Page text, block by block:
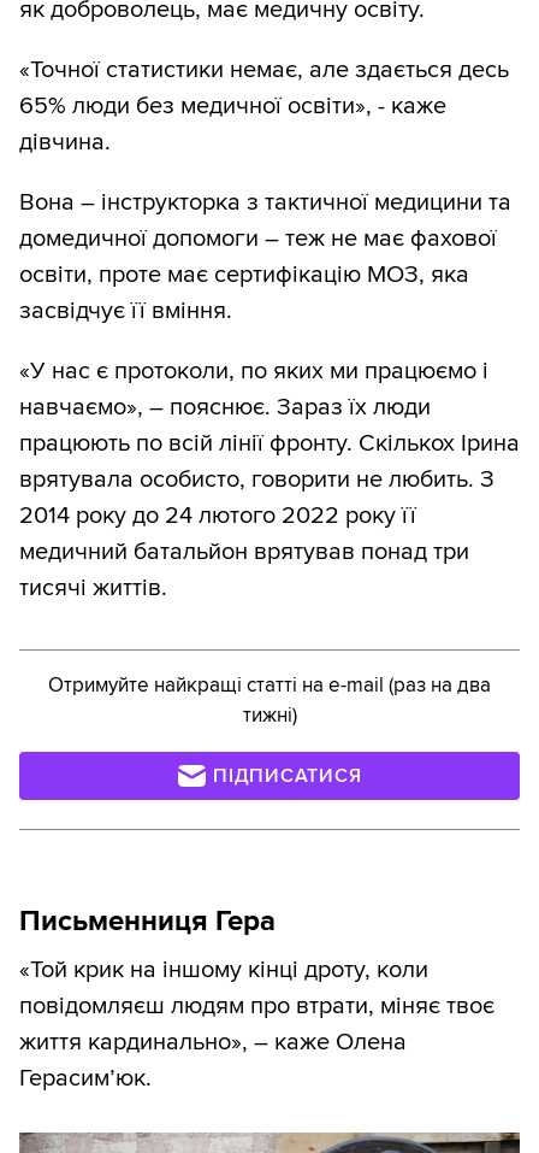
як доброволець, має медичну освіту.
«Точної статистики немає, але здається десь
65% люди без медичної освіти», - каже
дівчина.
Вона – інструкторка з тактичної медицини та
домедичної допомоги – теж не має фахової
освіти, проте має сертифікацію МОЗ, яка
засвідчує її вміння.
«У нас є протоколи, по яких ми працюємо і
навчаємо», – пояснює. Зараз їх люди
працюють по всій лінії фронту. Скількох Ірина
врятувала особисто, говорити не любить. З
2014 року до 24 лютого 2022 року її
медичний батальйон врятував понад три
тисячі життів.
Отримуйте найкращі статті на e-mail (раз на два
тижні)
ПІДПИСАТИСЯ
Письменниця Гера
«Той крик на іншому кінці дроту, коли
повідомляєш людям про втрати, міняє твоє
життя кардинально», – каже Олена
Герасим’юк.